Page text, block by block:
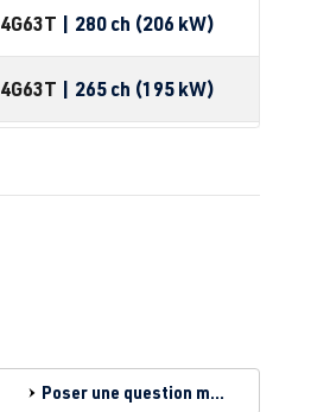
4G63T | 280 ch (206 kW)
4G63T | 265 ch (195 kW)
Poser une question maintenant